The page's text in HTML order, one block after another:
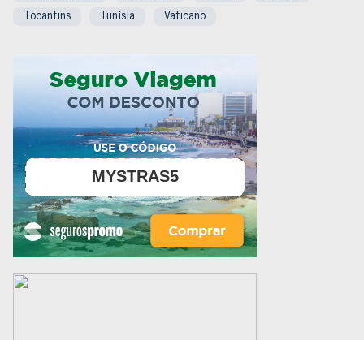
Tocantins Tunísia Vaticano
MYSTRAS5